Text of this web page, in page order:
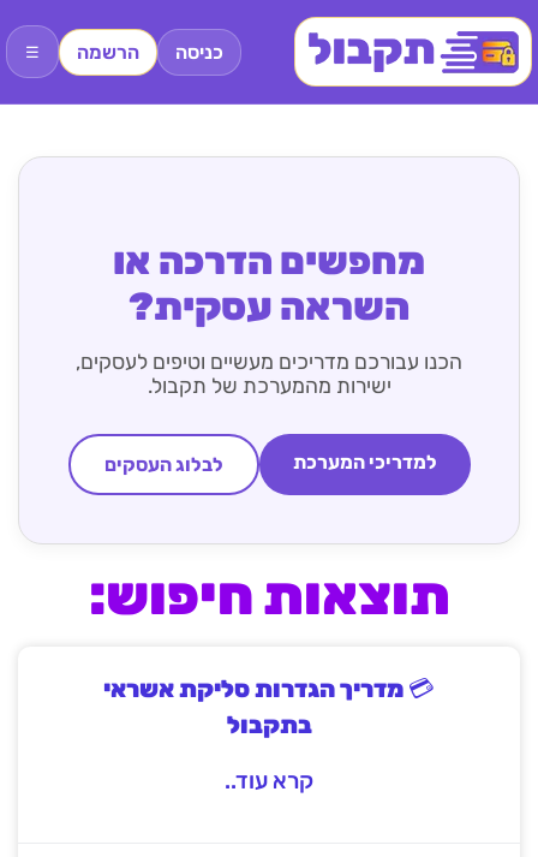
כניסה הרשמה ☰
מחפשים הדרכה או
השראה עסקית?
הכנו עבורכם מדריכים מעשיים וטיפים לעסקים,
ישירות מהמערכת של תקבול.
למדריכי המערכת לבלוג העסקים
תוצאות חיפוש:
💳 מדריך הגדרות סליקת אשראי
בתקבול
קרא עוד..